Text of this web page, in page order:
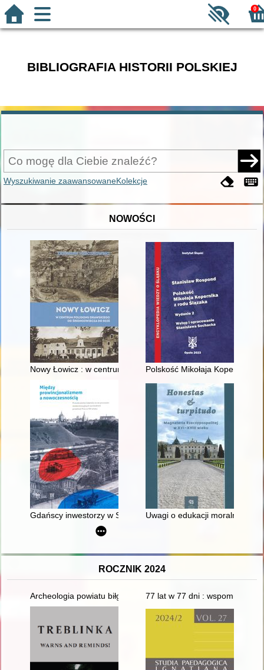
0
BIBLIOGRAFIA HISTORII POLSKIEJ
Wyszukiwanie zaawansowaneKolekcje
NOWOŚCI
Nowy Łowicz : w centrum poligonu drawskiego od
Polskość Mikołaja Kopernika z
Gdańscy inwestorzy w Sopocie : prestiż finansowy i
Uwagi o edukacji moralnej
ROCZNIK 2024
Archeologia powiatu biłgorajskiego : historia i perspektywy
77 lat w 77 dni : wspomnienia